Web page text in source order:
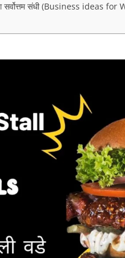
सर्वोत्तम संधी (Business